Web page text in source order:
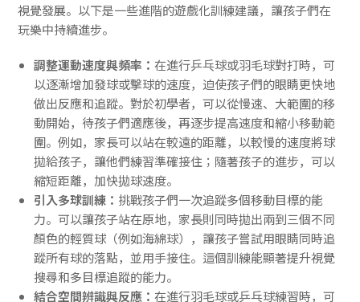
視覺發展。以下是一些進階的遊戲化訓練建議，讓孩子們在
玩樂中持續進步。
調整運動速度與頻率：在進行乒乓球或羽毛球對打時，可
以逐漸增加發球或擊球的速度，迫使孩子們的眼睛更快地
做出反應和追蹤。對於初學者，可以從慢速、大範圍的移
動開始，待孩子們適應後，再逐步提高速度和縮小移動範
圍。例如，家長可以站在較遠的距離，以較慢的速度將球
拋給孩子，讓他們練習準確接住；隨著孩子的進步，可以
縮短距離，加快拋球速度。
引入多球訓練： 挑戰孩子們一次追蹤多個移動目標的能
力。可以讓孩子站在原地，家長則同時拋出兩到三個不同
顏色的輕質球（例如海綿球），讓孩子嘗試用眼睛同時追
蹤所有球的落點，並用手接住。這個訓練能顯著提升視覺
搜尋和多目標追蹤的能力。
結合空間辨識與反應：在進行羽毛球或乒乓球練習時，可